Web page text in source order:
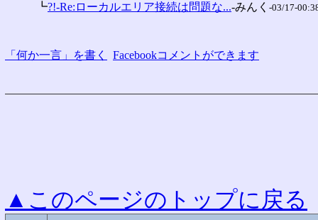
┗?!-Re:ローカルエリア接続は問題な...-みんく -03/17-
「何か一言」を書く Facebookコメントができます
▲このページのトップに戻る